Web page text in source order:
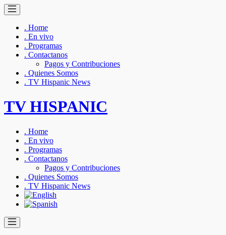
. Home
. En vivo
. Programas
. Contactanos
Pagos y Contribuciones
. Quienes Somos
. TV Hispanic News
TV HISPANIC
. Home
. En vivo
. Programas
. Contactanos
Pagos y Contribuciones
. Quienes Somos
. TV Hispanic News